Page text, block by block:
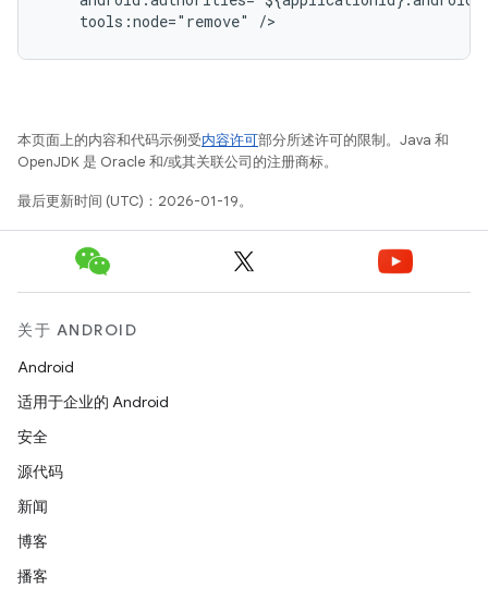
tools:node="remove"
本页面上的内容和代码示例受内容许可部分所述许可的限制。Java 和
OpenJDK 是 Oracle 和/或其关联公司的注册商标。
最后更新时间 (UTC)：2026-01-19。
关于 ANDROID
Android
适用于企业的 Android
安全
源代码
新闻
博客
播客